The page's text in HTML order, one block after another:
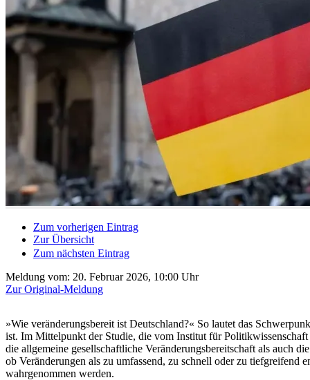
Zum vorherigen Eintrag
Zur Übersicht
Zum nächsten Eintrag
Meldung vom: 20. Februar 2026, 10:00 Uhr
Zur Original-Meldung
»Wie veränderungsbereit ist Deutschland?« So lautet das
ist. Im Mittelpunkt der Studie, die vom Institut für
die allgemeine gesellschaftliche Veränderungsbereitschaft als auch
ob Veränderungen als zu umfassend, zu schnell oder zu tiefgreifend
wahrgenommen werden.